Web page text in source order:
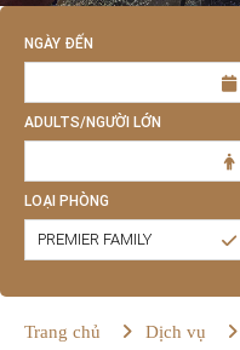
NGÀY ĐẾN
ADULTS/NGƯỜI LỚN
LOẠI PHÒNG
PREMIER FAMILY
Trang chủ Dịch vụ